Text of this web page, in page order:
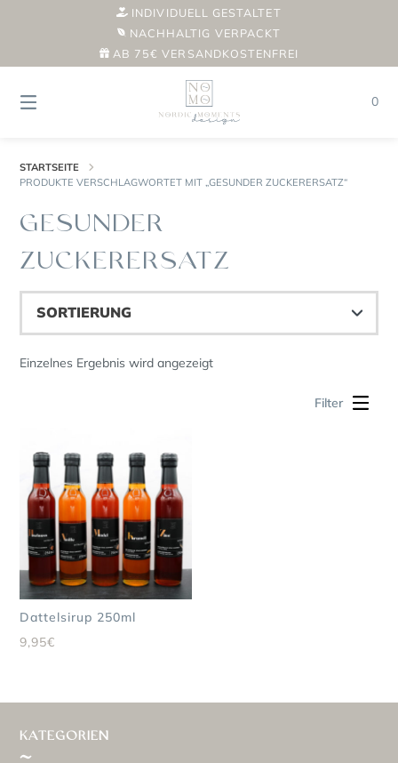
INDIVIDUELL GESTALTET
NACHHALTIG VERPACKT
AB 75€ VERSANDKOSTENFREI
0
STARTSEITE
PRODUKTE VERSCHLAGWORTET MIT „GESUNDER ZUCKERERSATZ“
GESUNDER
ZUCKERERSATZ
Einzelnes Ergebnis wird angezeigt
Dattelsirup 250ml
9,95€
Filter
KATEGORIEN